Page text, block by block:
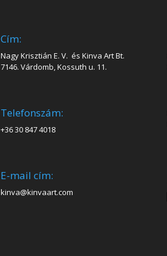
Cím:
Nagy Krisztián E. V. és Kinva Art Bt.
7146. Várdomb, Kossuth u. 11.
Telefonszám:
+36 30 847 4018
E-mail cím:
kinva@kinvaart.com